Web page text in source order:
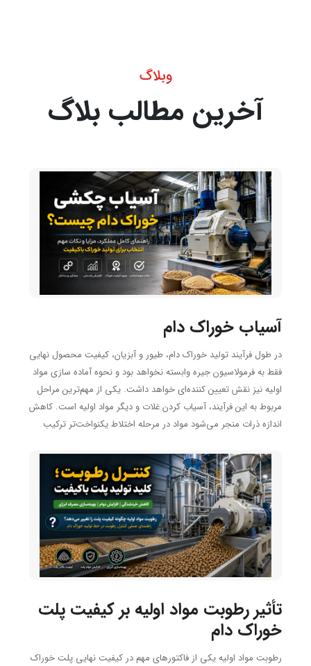
وبلاگ
آخرین مطالب بلاگ
آسیاب خوراک دام
در طول فرآیند تولید خوراک دام، طیور و آبزیان، کیفیت محصول نهایی
فقط به فرمولاسیون جیره وابسته نخواهد بود و نحوه آماده‌ سازی مواد
اولیه نیز نقش تعیین‌ کننده‌ای خواهد داشت. یکی از مهم‌ترین مراحل
مربوط به این فرآیند، آسیاب کردن غلات و دیگر مواد اولیه است. کاهش
اندازه ذرات منجر می‌شود مواد در مرحله اختلاط یکنواخت‌تر ترکیب
راندمان تبدیل خوراک افزایش پیدا کند. به همین خاطر، انتخاب یک
دستگاه آسیاب خوراک دام متناسب با ظرفیت تولید و نوع مواد اولیه،
تاثیر مستقیمی بر کیفیت محصول نهایی خواهد داشت.
تأثیر رطوبت مواد اولیه بر کیفیت پلت
خوراک دام
رطوبت مواد اولیه یکی از فاکتورهای مهم در کیفیت نهایی پلت خوراک